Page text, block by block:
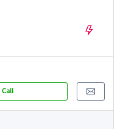
Call